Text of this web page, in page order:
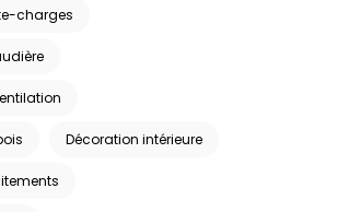
charges
Décoration intérieure